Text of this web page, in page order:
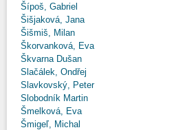
Šípoš, Gabriel
Šišjaková, Jana
Šišmiš, Milan
Škorvanková, Eva
Škvarna Dušan
Slačálek, Ondřej
Slavkovský, Peter
Slobodník Martin
Šmelková, Eva
Šmigeľ, Michal